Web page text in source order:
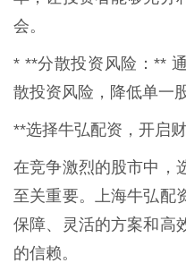
会。
* **分散投资风险：**
散投资风险，降低单一
**选择牛弘配资，开启
在竞争激烈的股市中，
至关重要。上海牛弘配
保障、灵活的方案和高
的信赖。